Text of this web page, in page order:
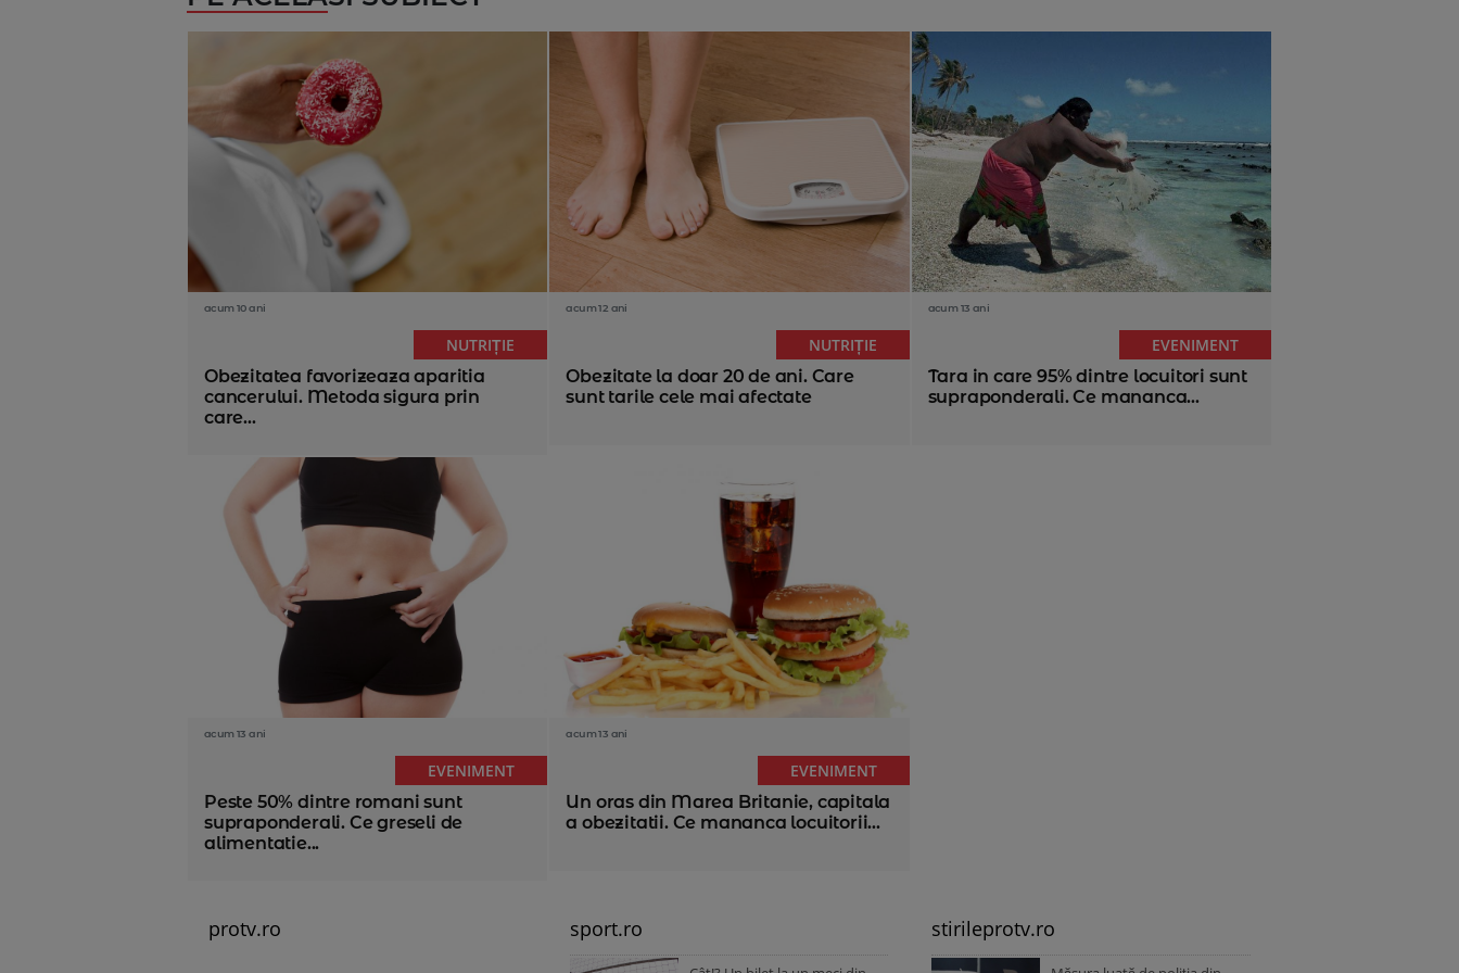
acum 10 ani
NUTRIȚIE
Obezitatea favorizeaza aparitia
cancerului. Metoda sigura prin
care...
acum 12 ani
NUTRIȚIE
Obezitate la doar 20 de ani. Care
sunt tarile cele mai afectate
acum 13 ani
EVENIMENT
Tara in care 95% dintre locuitori sunt
supraponderali. Ce mananca...
acum 13 ani
EVENIMENT
Peste 50% dintre romani sunt
supraponderali. Ce greseli de
alimentatie...
acum 13 ani
EVENIMENT
Un oras din Marea Britanie, capitala
a obezitatii. Ce mananca locuitorii...
protv.ro sport.ro stirileprotv.ro